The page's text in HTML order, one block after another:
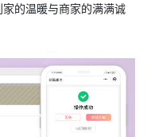
的温暖与商家的满满诚